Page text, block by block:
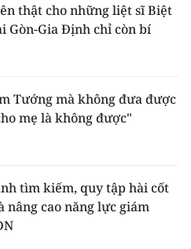
thật cho những liệt sĩ Biệt
Gòn-Gia Định chỉ còn bí
Tướng mà không đưa được
mẹ là không được"
tìm kiếm, quy tập hài cốt
nâng cao năng lực giám